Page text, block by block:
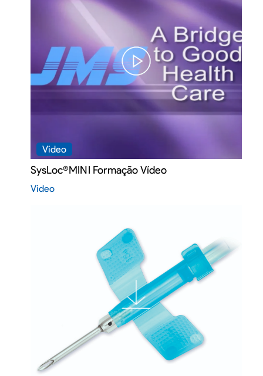
Video
SysLoc®MINI Formação Vídeo
Video